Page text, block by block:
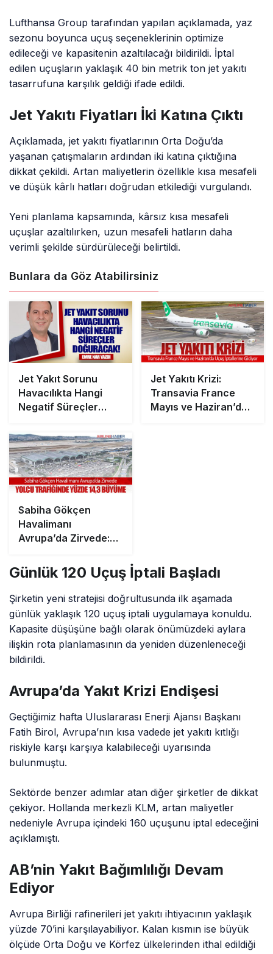
Lufthansa Group tarafından yapılan açıklamada, yaz
sezonu boyunca uçuş seçeneklerinin optimize
edileceği ve kapasitenin azaltılacağı bildirildi. İptal
edilen uçuşların yaklaşık 40 bin metrik ton jet yakıtı
tasarrufuna karşılık geldiği ifade edildi.
Jet Yakıtı Fiyatları İki Katına Çıktı
Açıklamada, jet yakıtı fiyatlarının Orta Doğu’da
yaşanan çatışmaların ardından iki katına çıktığına
dikkat çekildi. Artan maliyetlerin özellikle kısa mesafeli
ve düşük kârlı hatları doğrudan etkilediği vurgulandı.
Yeni planlama kapsamında, kârsız kısa mesafeli
uçuşlar azaltılırken, uzun mesafeli hatların daha
verimli şekilde sürdürüleceği belirtildi.
Bunlara da Göz Atabilirsiniz
Jet Yakıt Sorunu
Havacılıkta Hangi
Negatif Süreçler
Jet Yakıtı Krizi:
Transavia France
Mayıs ve Haziran’da
Sabiha Gökçen
Havalimanı
Avrupa’da Zirvede:
Yüzde 14,3 Büyüme
Günlük 120 Uçuş İptali Başladı
Şirketin yeni stratejisi doğrultusunda ilk aşamada
günlük yaklaşık 120 uçuş iptali uygulamaya konuldu.
Kapasite düşüşüne bağlı olarak önümüzdeki aylara
ilişkin rota planlamasının da yeniden düzenleneceği
bildirildi.
Avrupa’da Yakıt Krizi Endişesi
Geçtiğimiz hafta Uluslararası Enerji Ajansı Başkanı
Fatih Birol, Avrupa’nın kısa vadede jet yakıtı kıtlığı
riskiyle karşı karşıya kalabileceği uyarısında
bulunmuştu.
Sektörde benzer adımlar atan diğer şirketler de dikkat
çekiyor. Hollanda merkezli KLM, artan maliyetler
nedeniyle Avrupa içindeki 160 uçuşunu iptal edeceğini
açıklamıştı.
AB’nin Yakıt Bağımlılığı Devam
Ediyor
Avrupa Birliği rafinerileri jet yakıtı ihtiyacının yaklaşık
yüzde 70’ini karşılayabiliyor. Kalan kısmın ise büyük
ölçüde Orta Doğu ve Körfez ülkelerinden ithal edildiği